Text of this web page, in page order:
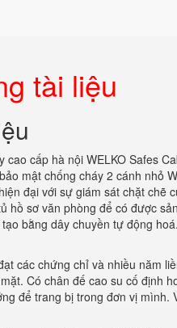
tài liệu
cấp hà nội WELKO Safes
mật chống cháy 2 cánh nhỏ
đại với sự giám sát chặt chẽ
hồ sơ văn phòng để có được
bằng dây chuyền tự động
các chứng chỉ và nhiều năm
Có chân đế cao su cố định
để trang bị trong đơn vị mình.